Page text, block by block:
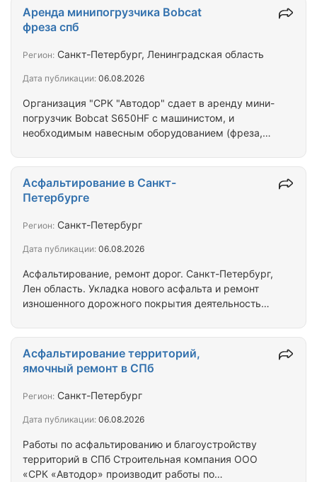
текущий ремонты асфальтобетонных покрытий
автомобильных дорог и дворовых территорий,
благоустройство площадок и пешеходных
дорожек, озеленение, восстановление газонов. 2)
технических работников и рабочих позволяет
Организация "СРК "Автодор" сдает в аренду мини-
погрузчик Bobcat S650HF с машинистом, и
необходимым навесным оборудованием (фреза,
Все оборудование новое. Опытный машинист.
Звоните, договоримся. (цена указана за 1 час
работы фрезы при оплате по безналичному
расчёту 3500 руб). Доставка эвакуатором
рублей за ходку в одну сторону, и соответственно
Аренда минипогрузчика Bobcat
фреза спб
Регион: Санкт-Петербург, Ленинградская область
Дата публикации: 06.08.2026
Асфальтирование, ремонт дорог. Санкт-Петербург,
Лен область. Укладка нового асфальта и ремонт
изношенного дорожного покрытия деятельность
восстановлению старого асфальтового покрытия
или укладку нового дорожного полотна.
Асфальтируем как небольшие участки, так и
большие площади. Санкт-Петербург
Асфальтирование в Санкт-
Петербурге
Регион: Санкт-Петербург
Дата публикации: 06.08.2026
Работы по асфальтированию и благоустройству
территорий в СПб Строительная компания ООО
«СРК «Автодор» производит работы по
Асфальтирование территорий,
ямочный ремонт в СПб
Регион: Санкт-Петербург
Дата публикации: 06.08.2026